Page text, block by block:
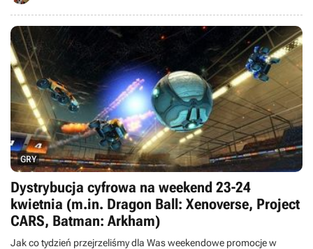
GRY
Dystrybucja cyfrowa na weekend 23-24
kwietnia (m.in. Dragon Ball: Xenoverse, Project
CARS, Batman: Arkham)
Jak co tydzień przejrzeliśmy dla Was weekendowe promocje w